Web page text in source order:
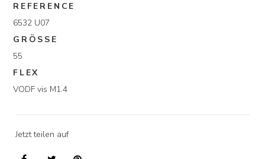
REFERENCE
6532 U07
GRÖSSE
55
FLEX
VODF vis M1.4
Jetzt teilen auf